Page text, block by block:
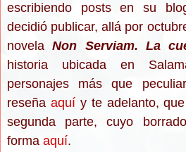
escribiendo posts en su
decidió publicar, allá por
novelaNon Serviam. La
historia ubicada en
personajes más que
reseña aquí y te adelanto,
segunda parte, cuyo
forma aquí.